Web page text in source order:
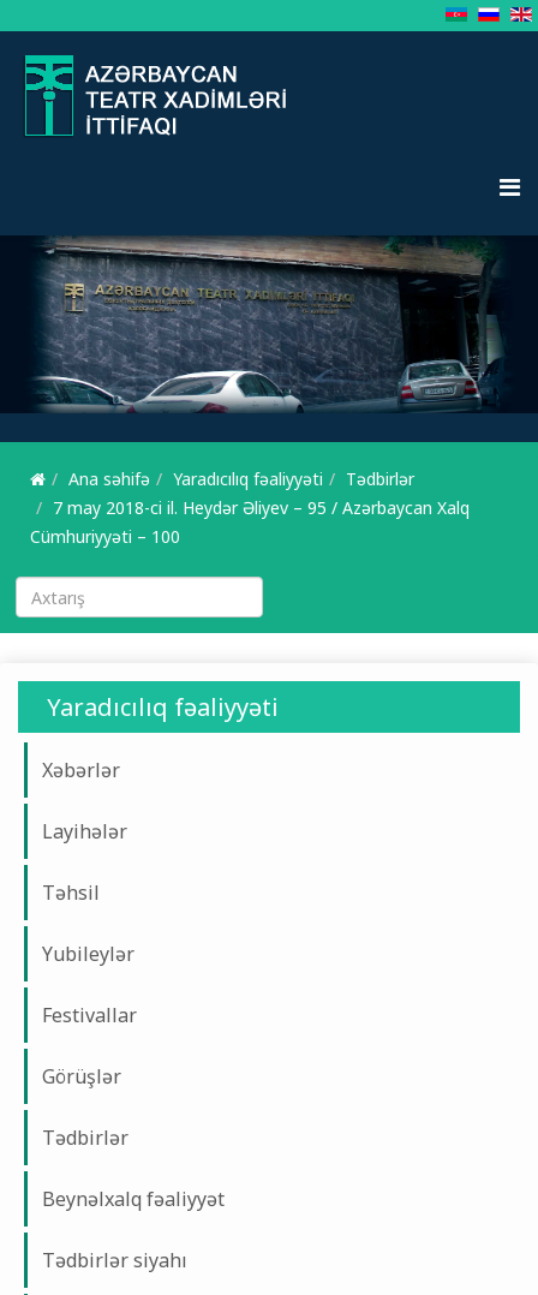
Ana səhifə Yaradıcılıq fəaliyyəti
Tədbirlər
7 may 2018-ci il. Heydər Əliyev – 95 / Azərbaycan Xalq
Cümhuriyyəti – 100
Yaradıcılıq fəaliyyəti
Xəbərlər
Layihələr
Təhsil
Yubileylər
Festivallar
Görüşlər
Tədbirlər
Beynəlxalq fəaliyyət
Tədbirlər siyahı